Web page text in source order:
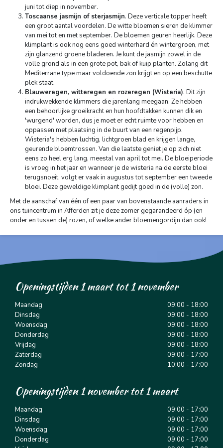
juni tot diep in november.
Toscaanse jasmijn of sterjasmijn. Deze verticale topper heeft
een groot aantal voordelen. De witte bloemen sieren de klimmer
van mei tot en met september. De bloemen geuren heerlijk. Deze
klimplant is ook nog eens goed winterhard én wintergroen, met
zijn glanzend groene bladeren. Je kunt de jasmijn zowel in de
volle grond als in een grote pot, bak of kuip planten. Zolang dit
Mediterrane type maar voldoende zon krijgt en op een beschutte
plek staat.
Blauweregen, witteregen en rozeregen (Wisteria). Dit zijn
indrukwekkende klimmers die jarenlang meegaan. Ze hebben
een behoorlijke groeikracht en hun hoofdtakken kunnen dik en
'wurgend' worden, dus je moet er echt ruimte voor hebben en
oppassen met plaatsing in de buurt van een regenpijp.
Wisteria's hebben luchtig, lichtgroen blad en krijgen lange,
geurende bloemtrossen. Van die laatste geniet je op zich niet
eens zo heel erg lang, meestal van april tot mei. De bloeiperiode
is vroeg in het jaar en wanneer je de wisteria na de eerste bloei
terugsnoeit, volgt er vaak in augustus tot september een tweede
bloei. Deze geweldige klimplant gedijt goed in de (volle) zon.
Met de aanschaf van één of een paar van bovenstaande aanraders in
ons tuincentrum in Afferden zit je deze zomer gegarandeerd óp (en
onder en tussen de) rozen, of welke ander bloemengordijn dan ook!
Openingstijden 1 maart tot 1 november
Maandag
09:00 - 18:00
Dinsdag
09:00 - 18:00
Woensdag
09:00 - 18:00
Donderdag
09:00 - 18:00
Vrijdag
09:00 - 18:00
Zaterdag
09:00 - 17:00
Zondag
10:00 - 17:00
Openingstijden 1 november tot 1 maart
Maandag
09:00 - 17:00
Dinsdag
09:00 - 17:00
Woensdag
09:00 - 17:00
Donderdag
09:00 - 17:00